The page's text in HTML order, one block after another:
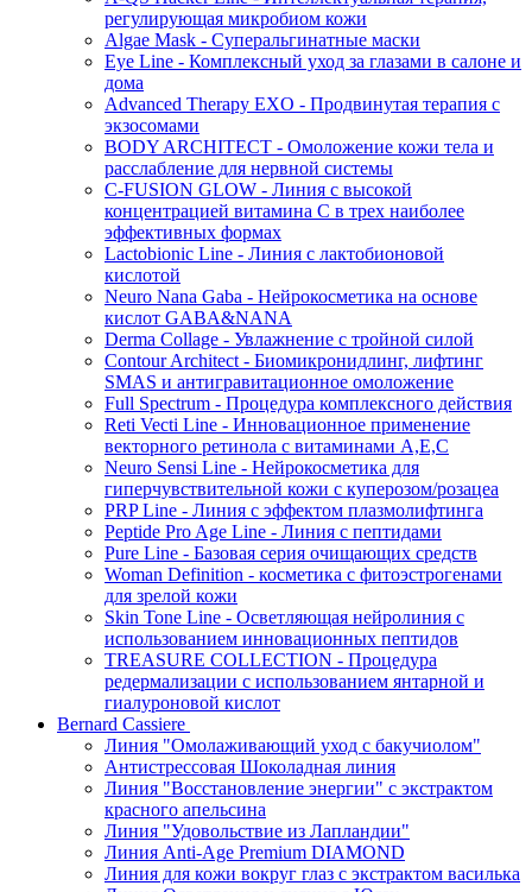
регулирующая микробиом кожи
Algae Mask - Суперальгинатные маски
Eye Line - Комплексный уход за глазами в салоне и
дома
Advanced Therapy EXO - Продвинутая терапия с
экзосомами
BODY ARCHITECT - Омоложение кожи тела и
расслабление для нервной системы
C-FUSION GLOW - Линия с высокой
концентрацией витамина C в трех наиболее
эффективных формах
Lactobionic Line - Линия с лактобионовой
кислотой
Neuro Nana Gaba - Нейрокосметика на основе
кислот GABA&NANA
Derma Collage - Увлажнение с тройной силой
Contour Architect - Биомикронидлинг, лифтинг
SMAS и антигравитационное омоложение
Full Spectrum - Процедура комплексного действия
Reti Vecti Line - Инновационное применение
векторного ретинола с витаминами A,Е,С
Neuro Sensi Line - Нейрокосметика для
гиперчувствительной кожи с куперозом/розацеа
PRP Line - Линия с эффектом плазмолифтинга
Peptide Pro Age Line - Линия с пептидами
Pure Line - Базовая серия очищающих средств
Woman Definition - косметика с фитоэстрогенами
для зрелой кожи
Skin Tone Line - Осветляющая нейролиния с
использованием инновационных пептидов
TREASURE COLLECTION - Процедура
редермализации с использованием янтарной и
гиалуроновой кислот
Bernard Cassiere
Линия "Омолаживающий уход с бакучиолом"
Антистрессовая Шоколадная линия
Линия "Восстановление энергии" с экстрактом
красного апельсина
Линия "Удовольствие из Лапландии"
Линия Anti-Age Premium DIAMOND
Линия для кожи вокруг глаз с экстрактом василька